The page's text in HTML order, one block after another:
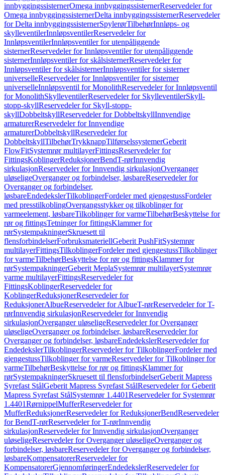
innbyggingssisternerOmega innbyggingssisternerReservedeler for
Omega innbyggingssisternerDelta innbyggingssisternerReservedeler
for Delta innbyggingssisternerSpylerørTilbehørInnløps- og
skylleventilerInnløpsventilerReservedeler for
InnløpsventilerInnløpsventiler for utenpåliggende
sisternerReservedeler for Innløpsventiler for utenpåliggende
sisternerInnløpsventiler for skålsisternerReservedeler for
Innløpsventiler for skålsisternerInnløpsventiler for sisterner
universelleReservedeler for Innløpsventiler for sisterner
universelleInnløpsventil for MonolithReservedeler for Innløpsventil
for MonolithSkylleventilerReservedeler for SkylleventilerSkyll-
stopp-skyllReservedeler for Skyll-stopp-
skyllDobbeltskyllReservedeler for DobbeltskyllInnvendige
armaturerReservedeler for Innvendige
armaturerDobbeltskyllReservedeler for
DobbeltskyllTilbehørTrykknappTilførselssystemerGeberit
FlowFitSystemrør multilayerFittingsReservedeler for
FittingsKoblingerReduksjonerBendT-rørInnvendig
sirkulasjonReservedeler for Innvendig sirkulasjonOverganger
uløseligeOverganger og forbindelser, løsbareReservedeler for
Overganger og forbindelser,
løsbareEndedekslerTilkoblingerFordeler med gjengestussFordeler
med presstilkoblingOvergangsstykker og tilkoblinger for
varmeelement, løsbareTilkoblinger for varmeTilbehørBeskyttelse for
rør og fittingsTetninger for fittingsKlammer for
rørSystempakningerSkruesett til
flensforbindelserForbruksmateriellGeberit PushFitSystemrør
multilayerFittingsTilkoblingerFordeler med gjengestussTilkoblinger
for varmeTilbehørBeskyttelse for rør og fittingsKlammer for
rørSystempakningerGeberit MeplaSystemrør multilayerSystemrør
varme multilayerFittingsReservedeler for
FittingsKoblingerReservedeler for
KoblingerReduksjonerReservedeler for
ReduksjonerAlbueReservedeler for AlbueT-rørReservedeler for T-
rørInnvendig sirkulasjonReservedeler for Innvendig
sirkulasjonOverganger uløseligeReservedeler for Overganger
uløseligeOverganger og forbindelser, løsbareReservedeler for
Overganger og forbindelser, løsbareEndedekslerReservedeler for
EndedekslerTilkoblingerReservedeler for TilkoblingerFordeler med
gjengestussTilkoblinger for varmeReservedeler for Tilkoblinger for
varmeTilbehørBeskyttelse for rør og fittingsKlammer for
rørSystempakningerSkruesett til flensforbindelserGeberit Mapress
Syrefast StålGeberit Mapress Syrefast StålReservedeler for Geberit
Mapress Syrefast StålSystemrør 1.4401Reservedeler for Systemrør
1.4401RørnippelMufferReservedeler for
MufferReduksjonerReservedeler for ReduksjonerBendReservedeler
for BendT-rørReservedeler for T-rørInnvendig
sirkulasjonReservedeler for Innvendig sirkulasjonOverganger
uløseligeReservedeler for Overganger uløseligeOverganger og
forbindelser, løsbareReservedeler for Overganger og forbindelser,
løsbareKompensatorerReservedeler for
KompensatorerGjennomføringerEndedekslerReservedeler for